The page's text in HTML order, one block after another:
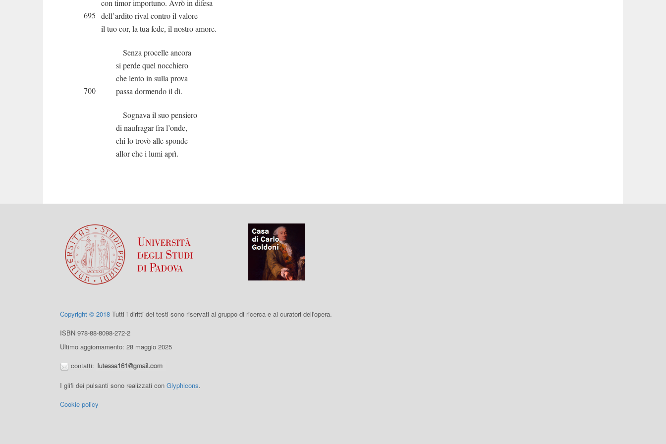
con timor importuno. Avrò in difesa
695 dell’ardito rival contro il valore
il tuo cor, la tua fede, il nostro amore.
Senza procelle ancora
si perde quel nocchiero
che lento in sulla prova
700
passa dormendo il dì.
Sognava il suo pensiero
di naufragar fra l’onde,
chi lo trovò alle sponde
allor che i lumi aprì.
Copyright © 2018 Tutti i diritti dei testi sono riservati al gruppo di ricerca e ai curatori dell'opera.
ISBN 978-88-8098-272-2
Ultimo aggiornamento: 28 maggio 2025
contatti:
I glifi dei pulsanti sono realizzati con Glyphicons.
Cookie policy